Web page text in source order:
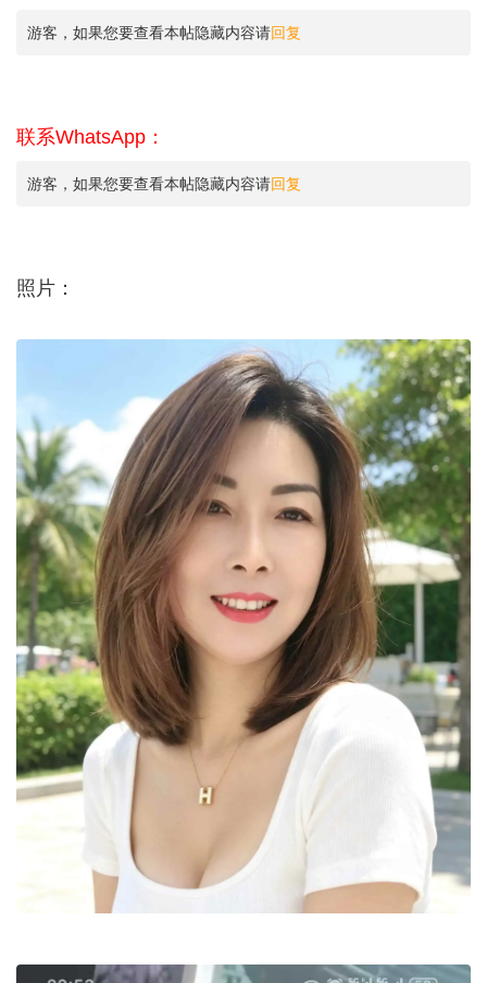
游客，如果您要查看本帖隐藏内容请回复
联系WhatsApp：
游客，如果您要查看本帖隐藏内容请回复
照片：